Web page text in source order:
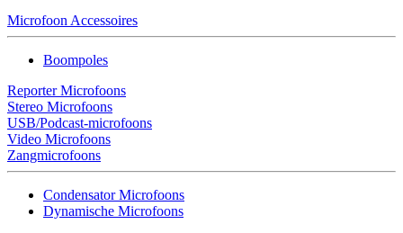
Microfoon Accessoires
Boompoles
Reporter Microfoons
Stereo Microfoons
USB/Podcast-microfoons
Video Microfoons
Zangmicrofoons
Condensator Microfoons
Dynamische Microfoons